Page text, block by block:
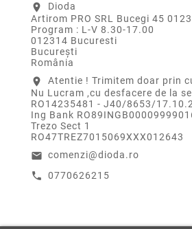
location_on
Dioda
Artirom PRO SRL Bucegi 45
Program : L-V 8.30-17.00
012314 Bucuresti
Bucureşti
România
location_on
Atentie ! Trimitem doar prin
Nu Lucram ,cu desfacere de la
RO14235481 - J40/8653/
Ing Bank
Trezo Sect 1
RO47TREZ7015069XXX012643
email comenzi@dioda.ro
call 0770626215